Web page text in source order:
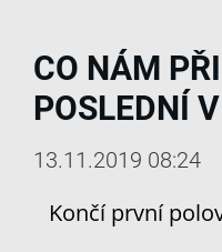
CO NÁM
POSLEDNÍ
13.11.2019 08:24
Končí první